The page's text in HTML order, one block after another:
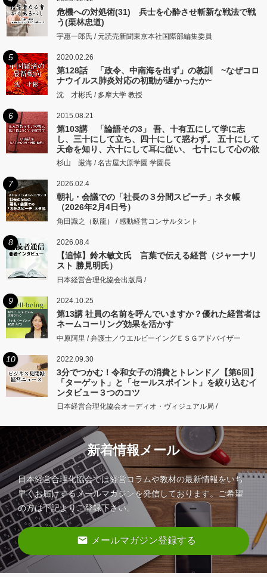
危機への対処術(31) 兵士を心酔させ斬新な戦法で戦
う(栗林忠道)
宇惠一郎氏 / 元読売新聞東京本社国際部編集委員
5 2020.02.26
第128話 「政令、中南海を出ず」の教訓 ~なぜコロ
ナウイルス肺炎対応の初動が遅かったか~
沈 才彬氏 / 多摩大学 教授
6 2015.08.21
第103講 「論語その3」 吾、十有五にして学に志
し、三十にして立ち、四十にして惑わず。 五十にして
天命を知り、六十にして耳に従い、 七十にして心の欲
するところに従いて矩をこえず。
杉山 厳海 / 名古屋大原学園 学園長
7 2026.02.4
朝礼・会議での「社長の３分間スピーチ」ネタ帳
（2026年2月4日号）
角田識之（臥龍） / 感動経営コンサルタント
8 2026.08.4
【追悼】鈴木敏文氏 言葉で伝える経営（ジャーナリ
スト 勝見明氏）
日本経営合理化協会出版局 /
9 2024.10.25
第13講 社員の名前を呼んでいますか？優れた経営者は
ネームコーリング効果を活かす
中原阿里 / 弁護士／ウエルビーイングＥＳＧアドバイザー
10 2022.09.30
3分でつかむ！令和女子の消費とトレンド／【第6回】
「ターゲット」と「セールスポイント」を絞り込むイ
ンタビュー３つのコツ
日本経営合理化協会オーディオ・ヴィジュアル局 /
新着情報メール
日本経営合理化協会では経営コラムや教材の最新情報をいち
早くお届けするメールマガジンを発信しております。ご希望
の方は下記よりご登録下さい。
email メールマガジン登録する